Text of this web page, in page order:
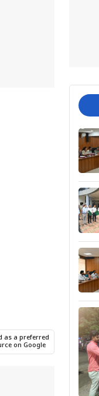
as a preferred
on Google